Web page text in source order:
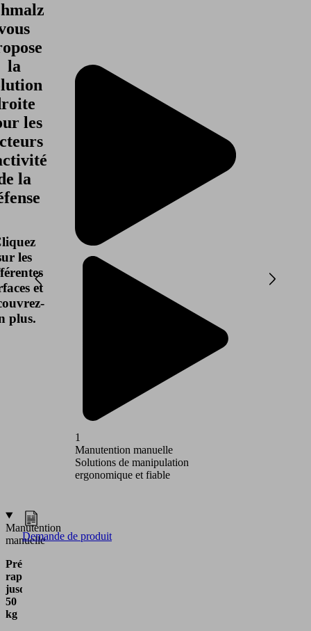
la
les
la
les
et
plus.
1
Manutention manuelle
Solutions de manipulation
ergonomique et fiable
Manutention
manuelle
Prélèvement
rapide
jusqu'à
50
kg
Demande de produit